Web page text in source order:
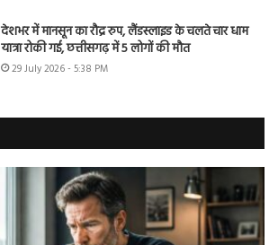
देशभर में मानसून का रौद्र रुप, लैंडस्लाइड के चलते चार धाम
यात्रा रोकी गई, छत्तीसगढ़ में 5 लोगों की मौत
29 July 2026 - 5:38 PM